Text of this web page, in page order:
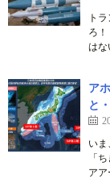
ト
ろ
は
ア
と
い
「
ア